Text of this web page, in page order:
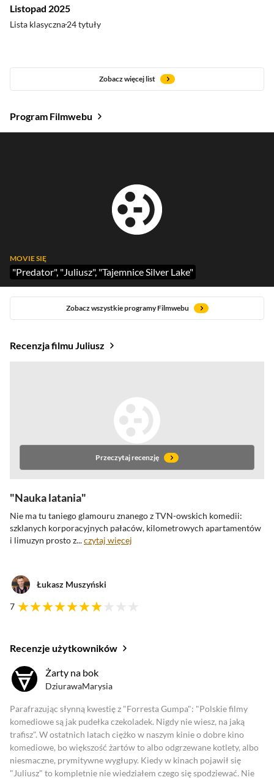
Listopad 2025
Lista klasyczna24 tytuły
Zobacz więcej list
Program Filmwebu
MOVIE SIĘ
"Predator", "Juliusz", "Tajemnice Silver Lake"
Zobacz wszystkie programy Filmwebu
Recenzja filmu Juliusz
Nauka latania
Nie ma tu taniego glamouru znanego z TVN-owskich komedii:
szklanych korporacyjnych pałaców, kilometrowych apartamentów
i limuzyn prosto z...czytaj więcej
Łukasz Muszyński
7
Przeczytaj recenzję
oceny krytyków
Zobacz oceny krytyków
Recenzje użytkowników
Żarty na bok
DziurawaMarysia
Parafrazując słynną kwestię z "Forresta Gumpa": "Polskie filmy
komediowe są jak pudełka czekoladek. Nigdy nie wiesz, na jaką
trafisz". W ostatnich latach ciężko w naszym kinie o dobre kino
komediowe, bo większość żartów to albo odgrzewane kotlety, albo
niesmaczne, prymitywne wygłupy. Kiedy w kinach pojawił się
"Juliusz" to kompletnie nie wiedziałem czego się spodziewać. Nie